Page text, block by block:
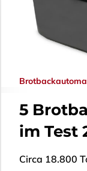
5
im Test
Circa 18.800